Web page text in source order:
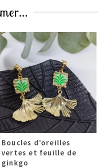
Boucles d’oreilles
vertes et feuille de
ginkgo